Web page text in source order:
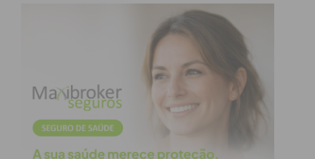
sedenta de vingança depois de um resultado
eleitoral inesperado para o PS nas últimas
eleições. Nenhum partido da oposição, à
esquerda e à direita, conseguiu digerir o seu
fracasso eleitoral de janeiro de 2022, após 6
anos de um governo desgastado com
trapalhadas, uma pandemia e soluções
políticas adiadas. Vêm agora uma